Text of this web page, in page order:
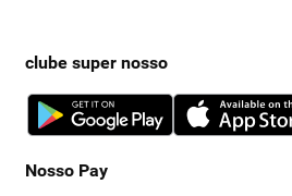
clube super nosso
Nosso Pay